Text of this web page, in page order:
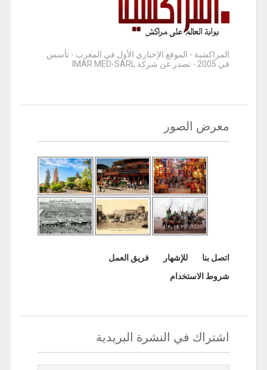
المراكشية - الموقع الإخباري الأول في المغرب - تأسس
في 2005 - تصدر عن شركة IMAR MED-SARL
معرض الصور
اتصل بنا للإشهار
فريق العمل
شروط الاستخدام
اشتراك في النشرة البريدية